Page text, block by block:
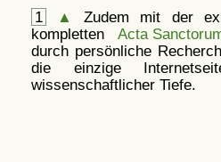
1 ▲
Zudem mit der
kompletten Acta
durch persönliche
die einzige
wissenschaftlicher Tiefe.